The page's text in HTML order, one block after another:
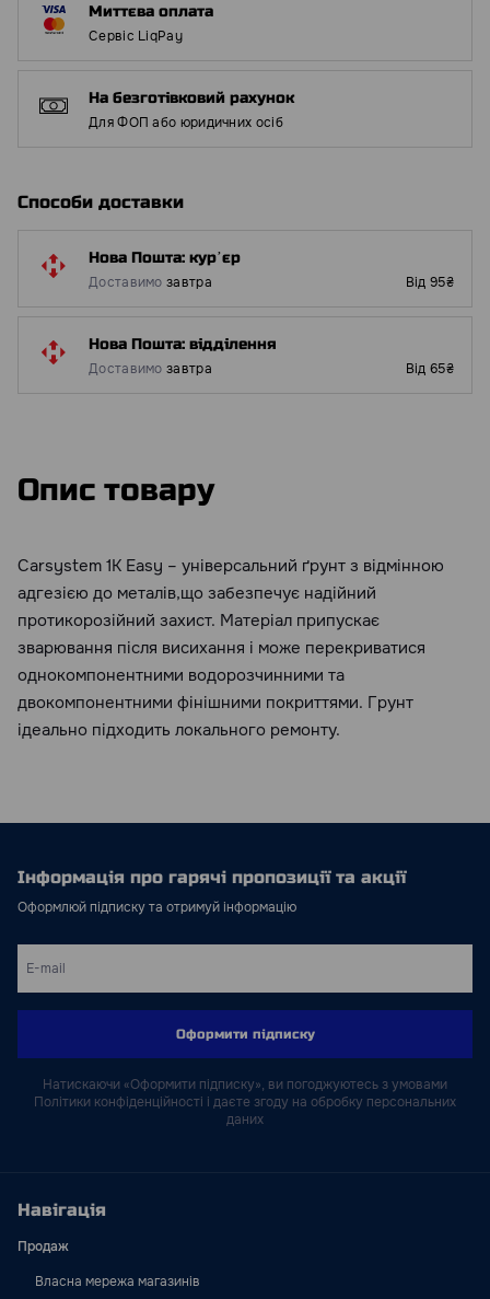
Миттєва оплата
Сервіс LiqPay
На безготівковий рахунок
Для ФОП або юридичних осіб
Способи доставки
Нова Пошта: курʼєр
Доставимо завтра Від 95₴
Нова Пошта: відділення
Доставимо завтра Від 65₴
Опис товару
Carsystem 1K Easy – універсальний ґрунт з відмінною
адгезією до металів,що забезпечує надійний
протикорозійний захист. Матеріал припускає
зварювання після висихання і може перекриватися
однокомпонентними водорозчинними та
двокомпонентними фінішними покриттями. Грунт
ідеально підходить локального ремонту.
Інформація про гарячі пропозиції та акції
Оформлюй підписку та отримуй інформацію
Оформити підписку
Натискаючи «Оформити підписку», ви погоджуютесь з умовами
Політики конфіденційності і даєте згоду на обробку персональних
даних
Навігація
Продаж
Власна мережа магазинів